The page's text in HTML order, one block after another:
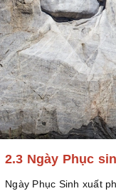
2.3 Ngày Phục
Ngày Phục Sinh xuất